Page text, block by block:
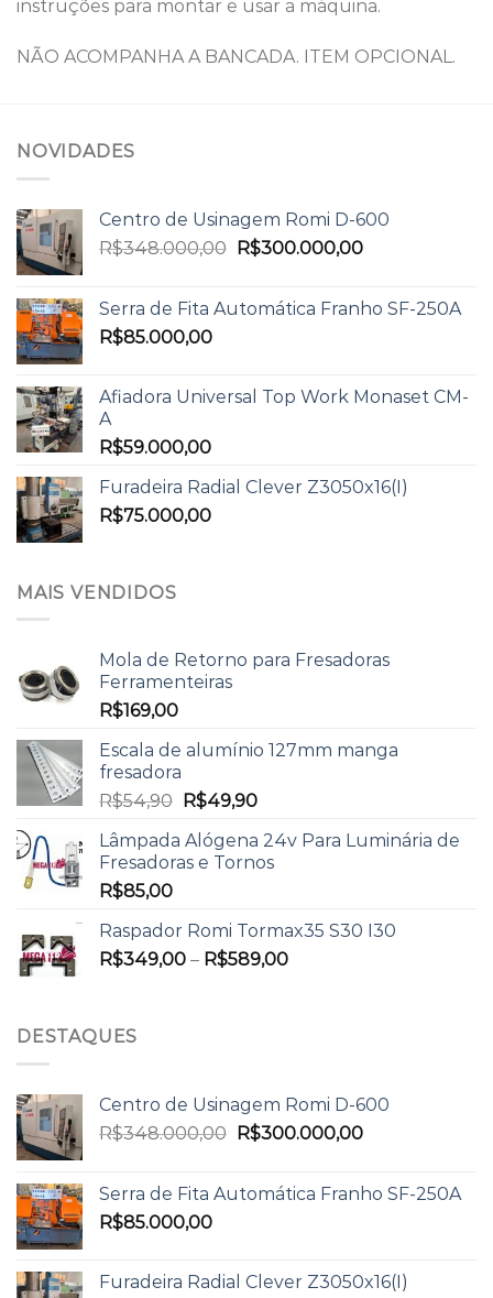
instruções para montar e usar a máquina.
NÃO ACOMPANHA A BANCADA. ITEM OPCIONAL.
NOVIDADES
Centro de Usinagem Romi D-600
R$348.000,00 R$300.000,00
Serra de Fita Automática Franho SF-250A
R$85.000,00
Afiadora Universal Top Work Monaset CM-
A
R$59.000,00
Furadeira Radial Clever Z3050x16(I)
R$75.000,00
MAIS VENDIDOS
Mola de Retorno para Fresadoras
Ferramenteiras
R$169,00
Escala de alumínio 127mm manga
fresadora
R$54,90 R$49,90
Lâmpada Alógena 24v Para Luminária de
Fresadoras e Tornos
R$85,00
Raspador Romi Tormax35 S30 I30
R$349,00 – R$589,00
DESTAQUES
Centro de Usinagem Romi D-600
R$348.000,00 R$300.000,00
Serra de Fita Automática Franho SF-250A
R$85.000,00
Furadeira Radial Clever Z3050x16(I)